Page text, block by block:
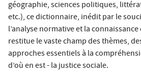
géographie, sciences politiques,
etc.), ce dictionnaire, inédit par le
l’analyse normative et la
restitue le vaste champ des thèmes,
approches essentiels à la
d’où en est - la justice sociale.